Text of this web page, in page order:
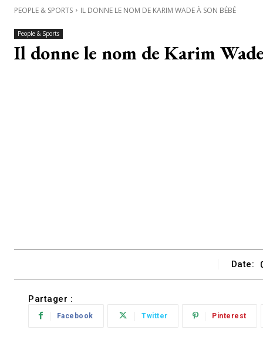
PEOPLE & SPORTS IL DONNE LE NOM DE KARIM WADE À SON BÉBÉ
People & Sports
Il donne le nom de Karim
Date:
Partager :
Facebook Twitter Pinterest